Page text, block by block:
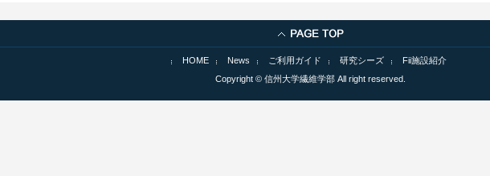
HOME News ご利用ガイド 研究シーズ
Fii施設紹介
Copyright © 信州大学繊維学部 All right reserved.